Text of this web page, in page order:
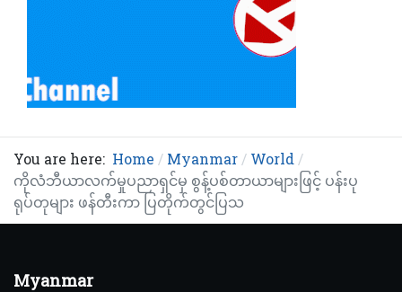
You are here: Home Myanmar
World
ကိုလံဘီယာလက်မှုပညာရှင်မှ စွန့်ပစ်တာယာများဖြင့် ပန်းပု
ရုပ်တုများ ဖန်တီးကာ ပြတိုက်တွင်ပြသ
Myanmar